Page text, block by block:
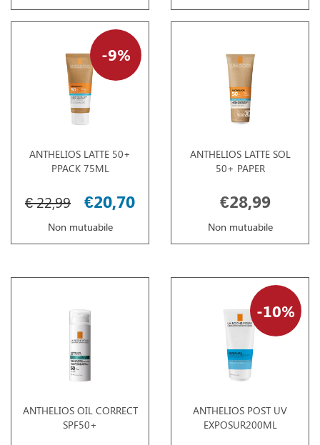
ANTHELIOS LATTE 50+
PPACK 75ML
9%
€ 22,99 €20,70
Non mutuabile
ANTHELIOS LATTE SOL
50+ PAPER
€28,99
Non mutuabile
ANTHELIOS OIL CORRECT
SPF50+
ANTHELIOS POST UV
EXPOSUR200ML
10%